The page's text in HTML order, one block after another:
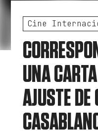
Cine
UNA
AJUSTE DE